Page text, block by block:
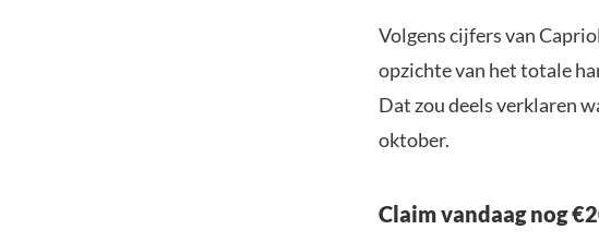
Volgens cijfers van
opzichte van het totale
Dat zou deels verklaren
oktober.
Claim vandaag nog